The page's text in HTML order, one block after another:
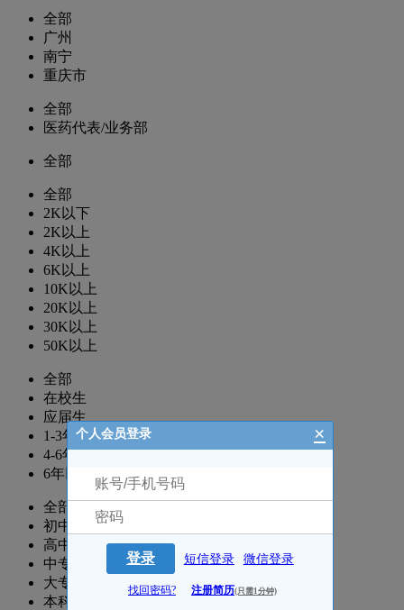
全部
广州
南宁
重庆市
全部
医药代表/业务部
全部
全部
2K以下
2K以上
4K以上
6K以上
10K以上
20K以上
30K以上
50K以上
全部
在校生
应届生
1-3年
4-6年
6年以上
全部
初中
高中
中专
大专
本科
个人会员登录 ×
登录 短信登录 微信登录
找回密码? 注册简历(只需1分钟)